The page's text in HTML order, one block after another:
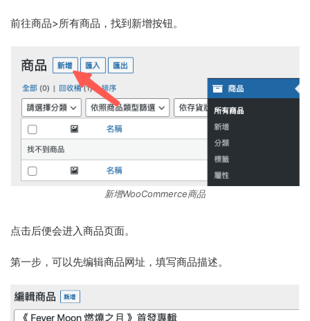
前往商品>所有商品，找到新增按钮。
新增WooCommerce商品
点击后便会进入商品页面。
第一步，可以先编辑商品网址，填写商品描述。